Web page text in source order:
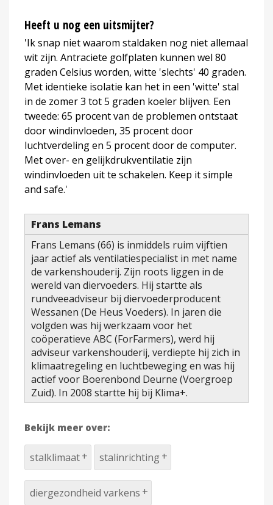
Heeft u nog een uitsmijter?
'Ik snap niet waarom staldaken nog niet allemaal
wit zijn. Antraciete golfplaten kunnen wel 80
graden Celsius worden, witte 'slechts' 40 graden.
Met identieke isolatie kan het in een 'witte' stal
in de zomer 3 tot 5 graden koeler blijven. Een
tweede: 65 procent van de problemen ontstaat
door windinvloeden, 35 procent door
luchtverdeling en 5 procent door de computer.
Met over- en gelijkdrukventilatie zijn
windinvloeden uit te schakelen. Keep it simple
and safe.'
Frans Lemans
Frans Lemans (66) is inmiddels ruim vijftien
jaar actief als ventilatiespecialist in met name
de varkenshouderij. Zijn roots liggen in de
wereld van diervoeders. Hij startte als
rundveeadviseur bij diervoederproducent
Wessanen (De Heus Voeders). In jaren die
volgden was hij werkzaam voor het
coöperatieve ABC (ForFarmers), werd hij
adviseur varkenshouderij, verdiepte hij zich in
klimaatregeling en luchtbeweging en was hij
actief voor Boerenbond Deurne (Voergroep
Zuid). In 2008 startte hij bij Klima+.
Bekijk meer over:
stalklimaat stalinrichting
diergezondheid varkens